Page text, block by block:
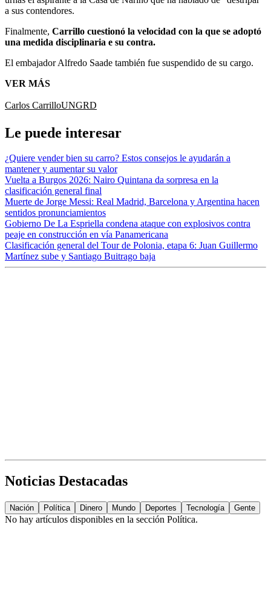
a sus contendores.
Finalmente, Carrillo cuestionó la velocidad con la que se adoptó
una medida disciplinaria e su contra.
El embajador Alfredo Saade también fue suspendido de su cargo.
VER MÁS
Carlos CarrilloUNGRD
Le puede interesar
¿Quiere vender bien su carro? Estos consejos le ayudarán a
mantener y aumentar su valor
Vuelta a Burgos 2026: Nairo Quintana da sorpresa en la
clasificación general final
Muerte de Jorge Messi: Real Madrid, Barcelona y Argentina hacen
sentidos pronunciamientos
Gobierno De La Espriella condena ataque con explosivos contra
peaje en construcción en vía Panamericana
Clasificación general del Tour de Polonia, etapa 6: Juan Guillermo
Martínez sube y Santiago Buitrago baja
Noticias Destacadas
Nación Política Dinero Mundo Deportes Tecnología Gente
No hay artículos disponibles en la sección Política.